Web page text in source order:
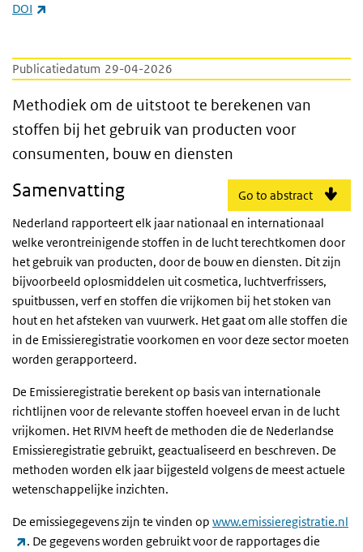
Publicatiedatum 29-04-2026
Methodiek om de uitstoot te berekenen
Methodiek om de uitstoot te berekenen van
stoffen bij het gebruik van producten voor
consumenten, bouw en diensten
Go to abstract
Samenvatting
Nederland rapporteert elk jaar nationaal en internationaal
welke verontreinigende stoffen in de lucht terechtkomen door
het gebruik van producten, door de bouw en diensten. Dit zijn
bijvoorbeeld oplosmiddelen uit cosmetica, luchtverfrissers,
spuitbussen, verf en stoffen die vrijkomen bij het stoken van
hout en het afsteken van vuurwerk. Het gaat om alle stoffen die
in de Emissieregistratie voorkomen en voor deze sector moeten
worden gerapporteerd.
De Emissieregistratie berekent op basis van internationale
richtlijnen voor de relevante stoffen hoeveel ervan in de lucht
vrijkomen. Het RIVM heeft de methoden die de Nederlandse
Emissieregistratie gebruikt, geactualiseerd en beschreven. De
methoden worden elk jaar bijgesteld volgens de meest actuele
wetenschappelijke inzichten.
De emissiegegevens zijn te vinden op www.emissieregistratie.nl
(externe link)
. De gegevens worden gebruikt voor de rapportages die
DOI